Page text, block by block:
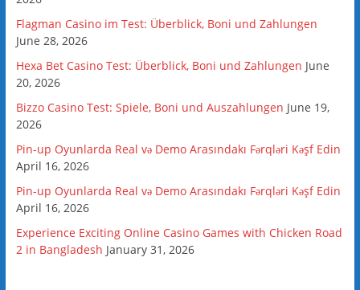
Flagman Casino im Test: Überblick, Boni und Zahlungen
June 28, 2026
Hexa Bet Casino Test: Überblick, Boni und Zahlungen June
20, 2026
Bizzo Casino Test: Spiele, Boni und Auszahlungen June 19,
2026
Pin-up Oyunlarda Real və Demo Arasındakı Fərqləri Kəşf Edin
April 16, 2026
Pin-up Oyunlarda Real və Demo Arasındakı Fərqləri Kəşf Edin
April 16, 2026
Experience Exciting Online Casino Games with Chicken Road
2 in Bangladesh January 31, 2026